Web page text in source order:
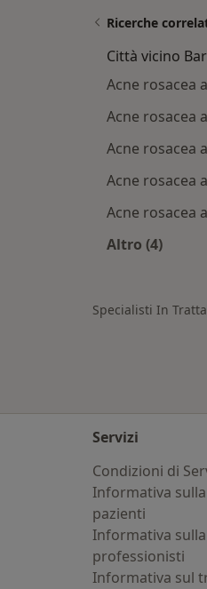
Ricerche
Città vicino
Acne rosacea
Acne rosacea
Acne rosacea
Acne rosacea
Acne rosacea
Altro (4)
Specialisti In
Servizi
Condizioni di
Informativa
pazienti
Informativa
professionisti
Informativa sul